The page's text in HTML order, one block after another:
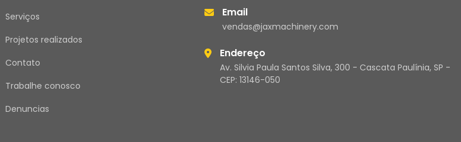
Serviços
Projetos realizados
Contato
Trabalhe conosco
Denuncias
Email
vendas@jaxmachinery.com
Endereço
Av. Silvia Paula Santos Silva, 300 - Cascata Paulínia, SP -
CEP: 13146-050